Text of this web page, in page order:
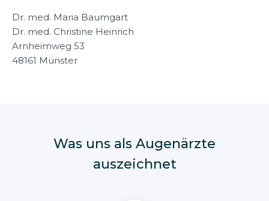
Dr. med. Maria Baumgart
Dr. med. Christine Heinrich
Arnheimweg 53
48161 Münster
Was uns als Augenärzte
auszeichnet